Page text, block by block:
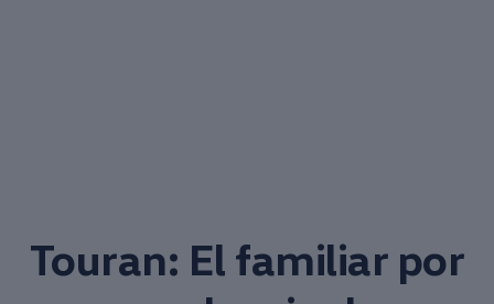
Touran: El familiar por